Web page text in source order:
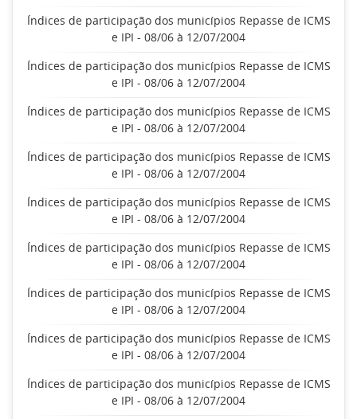
Índices de participação dos municípios Repasse de ICMS
e IPI - 08/06 à 12/07/2004
Índices de participação dos municípios Repasse de ICMS
e IPI - 08/06 à 12/07/2004
Índices de participação dos municípios Repasse de ICMS
e IPI - 08/06 à 12/07/2004
Índices de participação dos municípios Repasse de ICMS
e IPI - 08/06 à 12/07/2004
Índices de participação dos municípios Repasse de ICMS
e IPI - 08/06 à 12/07/2004
Índices de participação dos municípios Repasse de ICMS
e IPI - 08/06 à 12/07/2004
Índices de participação dos municípios Repasse de ICMS
e IPI - 08/06 à 12/07/2004
Índices de participação dos municípios Repasse de ICMS
e IPI - 08/06 à 12/07/2004
Índices de participação dos municípios Repasse de ICMS
e IPI - 08/06 à 12/07/2004